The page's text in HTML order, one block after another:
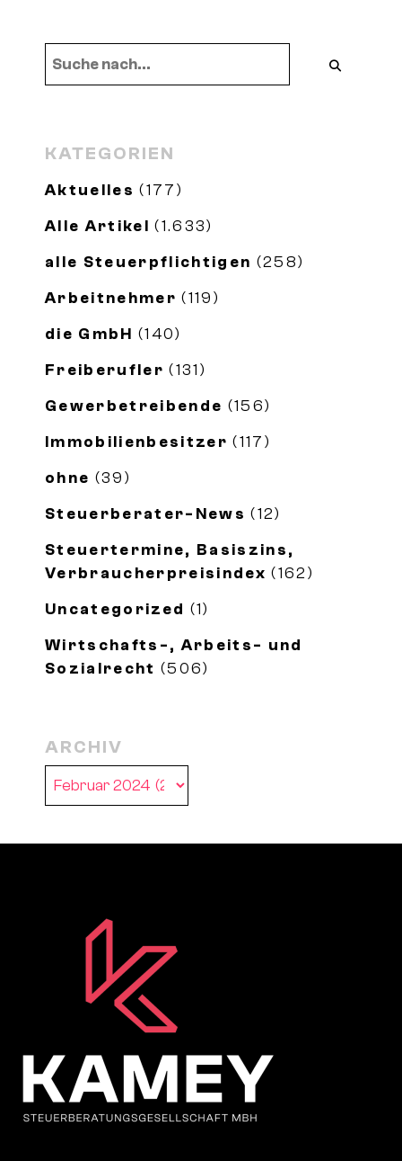
KATEGORIEN
Aktuelles (177)
Alle Artikel (1.633)
alle Steuerpflichtigen (258)
Arbeitnehmer (119)
die GmbH (140)
Freiberufler (131)
Gewerbetreibende (156)
Immobilienbesitzer (117)
ohne (39)
Steuerberater-News (12)
Steuertermine, Basiszins,
Verbraucherpreisindex (162)
Uncategorized (1)
Wirtschafts-, Arbeits- und
Sozialrecht (506)
ARCHIV